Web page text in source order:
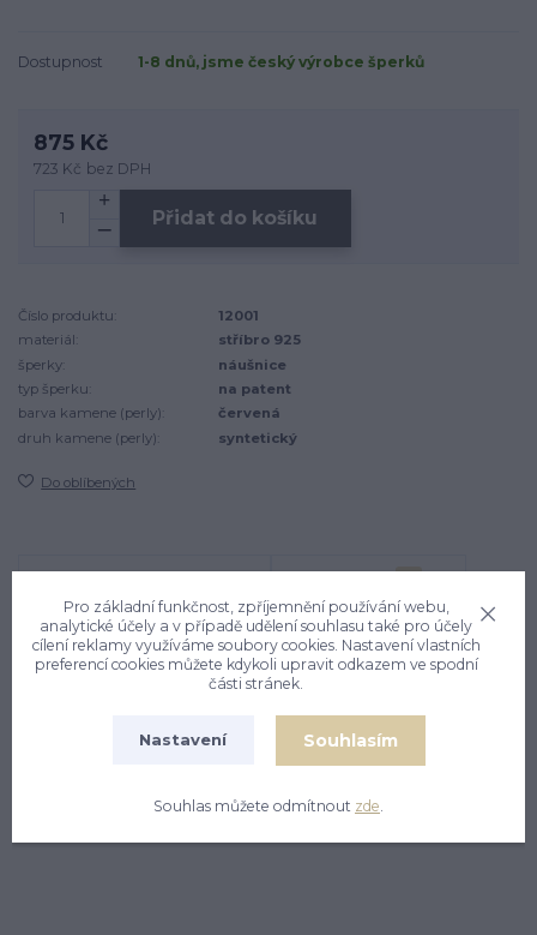
Dostupnost 1-8 dnů, jsme český výrobce šperků
875 Kč
723 Kč bez DPH
Přidat do košíku
Číslo produktu:
12001
materiál:
stříbro 925
šperky:
náušnice
typ šperku:
na patent
barva kamene (perly):
červená
druh kamene (perly):
syntetický
Do oblíbených
Kompletní specifikace
Stříbrné náušnice jsou zdobeny zirkony v barvě rubínu o
průměru 7 mm. Materiál náušnic je stříbro 925/1000.
Náušnice mají zapínání na klapku a jsou rhodiované. Celková
Pro základní funkčnost, zpříjemnění používání webu,
analytické účely a v případě udělení souhlasu také pro účely
cílení reklamy využíváme soubory cookies. Nastavení vlastních
preferencí cookies můžete kdykoli upravit odkazem ve spodní
části stránek.
Nastavení Souhlasím
Souhlas můžete odmítnout zde.